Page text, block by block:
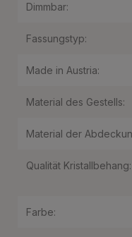
Dimmbar:
Fassungstyp:
Made in Austria:
Material des Gestells:
Material der
Qualität Kristallbehang:
Farbe: